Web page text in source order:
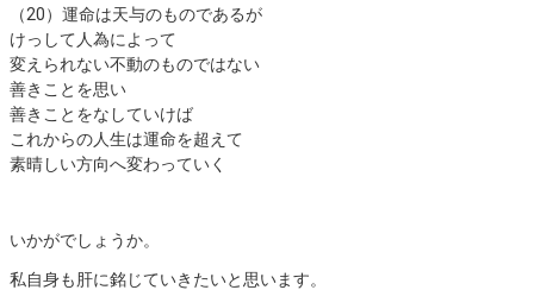
（20）ㅤ運命は天与のものであるが
けっして人為によって
変えられない不動のものではない
善きことを思い
善きことをなしていけば
これからの人生は運命を超えて
素晴しい方向へ変わっていくㅤㅤ
いかがでしょうか。
私自身も肝に銘じていきたいと思います。